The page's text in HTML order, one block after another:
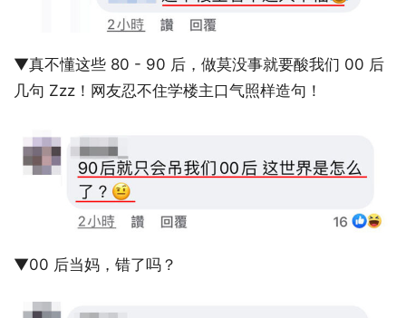
▼真不懂这些 80 - 90 后，做莫没事就要酸我们 00 后
几句 Zzz！网友忍不住学楼主口气照样造句！
▼00 后当妈，错了吗？